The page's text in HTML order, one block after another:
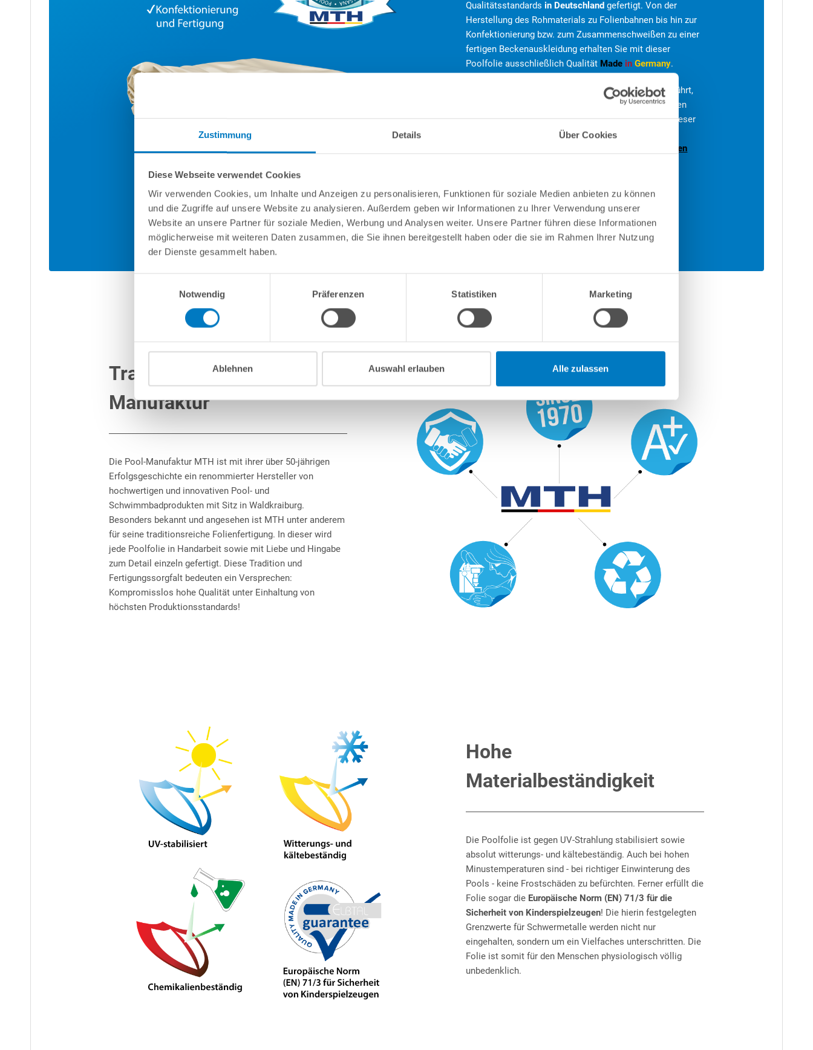
Zustimmung Details Über Cookies
Diese Webseite verwendet Cookies
Wir verwenden Cookies, um Inhalte und Anzeigen zu personalisieren, Funktionen für soziale Medien anbieten zu können
und die Zugriffe auf unsere Website zu analysieren. Außerdem geben wir Informationen zu Ihrer Verwendung unserer
Website an unsere Partner für soziale Medien, Werbung und Analysen weiter. Unsere Partner führen diese Informationen
möglicherweise mit weiteren Daten zusammen, die Sie ihnen bereitgestellt haben oder die sie im Rahmen Ihrer Nutzung
der Dienste gesammelt haben.
Notwendig
Präferenzen Statistiken Marketing
Ablehnen Auswahl erlauben Alle zulassen
Qualitätsstandardsin Deutschland gefertigt. Von der
Herstellung des Rohmaterials zu Folienbahnen bis hin zur
Konfektionierung bzw. zum Zusammenschweißen zu einer
fertigen Beckenauskleidung erhalten Sie mit dieser
Poolfolie ausschließlich Qualität Made in Germany.
Dabei werden die Arbeiten von Fachkräften durchgeführt,
die teils auf jahrzehntelange Erfahrungen zurückgreifen
können. Als Zeichen der eigenen Überzeugung von dieser
Qualität wird auf die Dichtheit der Schweißnähte eine
Herstellerbestimmungen
Traditionsreiche
Manufaktur
Die Pool-Manufaktur MTH ist mit ihrer über 50-jährigen
Erfolgsgeschichte ein renommierter Hersteller von
hochwertigen und innovativen Pool- und
Schwimmbadprodukten mit Sitz in Waldkraiburg.
Besonders bekannt und angesehen ist MTH unter anderem
für seine traditionsreiche Folienfertigung. In dieser wird
jede Poolfolie in Handarbeit sowie mit Liebe und Hingabe
zum Detail einzeln gefertigt. Diese Tradition und
Fertigungssorgfalt bedeuten ein Versprechen:
Kompromisslos hohe Qualität unter Einhaltung von
höchsten Produktionsstandards!
Hohe
Materialbeständigkeit
Die Poolfolie ist gegen UV-Strahlung stabilisiert sowie
absolut witterungs- und kältebeständig. Auch bei hohen
Minustemperaturen sind - bei richtiger Einwinterung des
Pools - keine Frostschäden zu befürchten. Ferner erfüllt die
Folie sogar die Europäische Norm (EN) 71/3 für die
Sicherheit von Kinderspielzeugen! Die hierin festgelegten
Grenzwerte für Schwermetalle werden nicht nur
eingehalten, sondern um ein Vielfaches unterschritten. Die
Folie ist somit für den Menschen physiologisch völlig
unbedenklich.